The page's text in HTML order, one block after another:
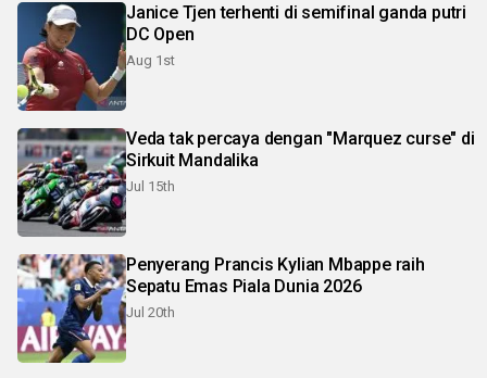
Janice Tjen terhenti di semifinal ganda putri
DC Open
Aug 1st
Veda tak percaya dengan "Marquez curse" di
Sirkuit Mandalika
Jul 15th
Penyerang Prancis Kylian Mbappe raih
Sepatu Emas Piala Dunia 2026
Jul 20th